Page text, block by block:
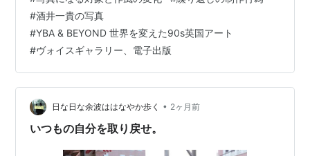
ても 使う労力の割に成果は得られないから辞めにする
が、 結局のとこ、 今日も今日とて あいも変わらず僕は
のたうち回っているのだ。 今朝は久しぶりに午前4時に
撮影に出て、 慎重に写真にする対象を選びながら 歩いて
みた。 しかし、…
#酒井一貴の写真
#YBA & BEYOND 世界を変えた90s英国アート
#ヴォイスギャラリー、電子出版
日な日な余波ははなやか歩く • 2ヶ月前
いつもの自分を取り戻せ。